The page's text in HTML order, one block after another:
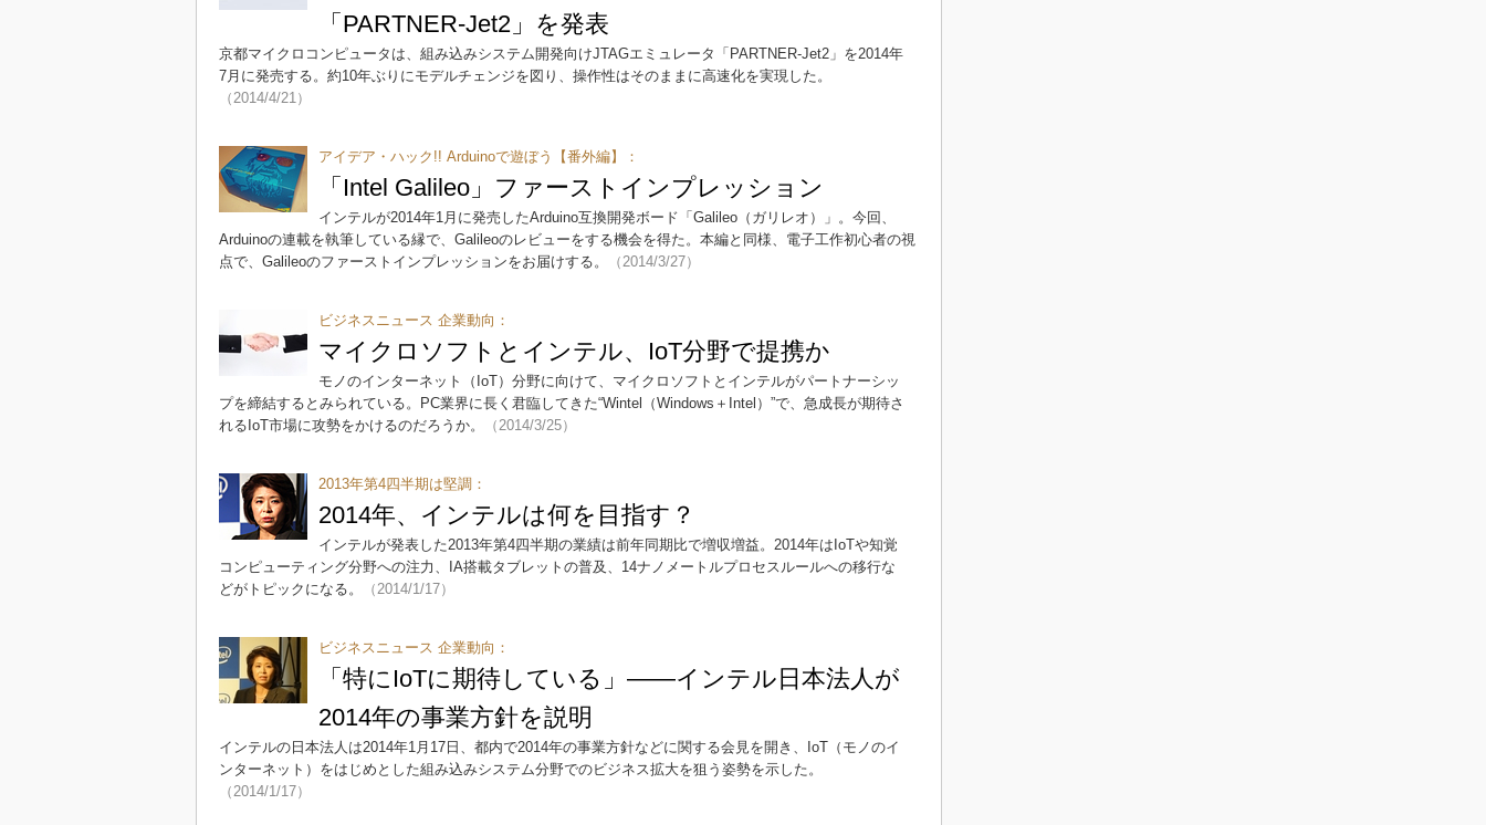
「PARTNER-Jet2」を発表
京都マイクロコンピュータは、組み込みシステム開発向けJTAGエミュレータ「PARTNER-Jet2」を2014年
7月に発売する。約10年ぶりにモデルチェンジを図り、操作性はそのままに高速化を実現した。
（2014/4/21）
アイデア・ハック!! Arduinoで遊ぼう【番外編】：
「Intel Galileo」ファーストインプレッション
インテルが2014年1月に発売したArduino互換開発ボード「Galileo（ガリレオ）」。今回、
Arduinoの連載を執筆している縁で、Galileoのレビューをする機会を得た。本編と同様、電子工作初心者の視
点で、Galileoのファーストインプレッションをお届けする。
（2014/3/27）
ビジネスニュース 企業動向：
マイクロソフトとインテル、IoT分野で提携か
モノのインターネット（IoT）分野に向けて、マイクロソフトとインテルがパートナーシッ
プを締結するとみられている。PC業界に長く君臨してきた“Wintel（Windows＋Intel）”で、急成長が期待さ
れるIoT市場に攻勢をかけるのだろうか。
（2014/3/25）
2013年第4四半期は堅調：
2014年、インテルは何を目指す？
インテルが発表した2013年第4四半期の業績は前年同期比で増収増益。2014年はIoTや知覚
コンピューティング分野への注力、IA搭載タブレットの普及、14ナノメートルプロセスルールへの移行な
どがトピックになる。
（2014/1/17）
ビジネスニュース 企業動向：
「特にIoTに期待している」――インテル日本法人が
2014年の事業方針を説明
インテルの日本法人は2014年1月17日、都内で2014年の事業方針などに関する会見を開き、IoT（モノのイ
ンターネット）をはじめとした組み込みシステム分野でのビジネス拡大を狙う姿勢を示した。
（2014/1/17）